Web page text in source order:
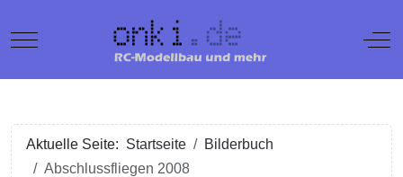
Mobile Menu Toggle Off-
Aktuelle Seite: Startseite
Bilderbuch
Abschlussfliegen 2008